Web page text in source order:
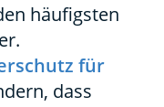
häu­figs­ten
für
dass